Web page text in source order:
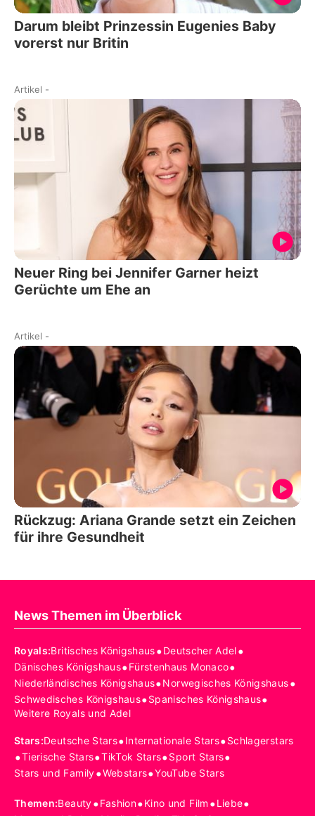
Darum bleibt Prinzessin Eugenies Baby
vorerst nur Britin
Artikel -
Neuer Ring bei Jennifer Garner heizt
Gerüchte um Ehe an
Artikel -
Rückzug: Ariana Grande setzt ein Zeichen
für ihre Gesundheit
News Themen im Überblick
Royals:Britisches Königshaus•Deutscher Adel•
Dänisches Königshaus•Fürstenhaus Monaco•
Niederländisches Königshaus•Norwegisches Königshaus•
Schwedisches Königshaus•Spanisches Königshaus•
Weitere Royals und Adel
Stars:Deutsche Stars•Internationale Stars•Schlagerstars
•Tierische Stars•TikTok Stars•Sport Stars•
Stars und Family•Webstars•YouTube Stars
Themen:Beauty•Fashion•Kino und Film •Liebe•